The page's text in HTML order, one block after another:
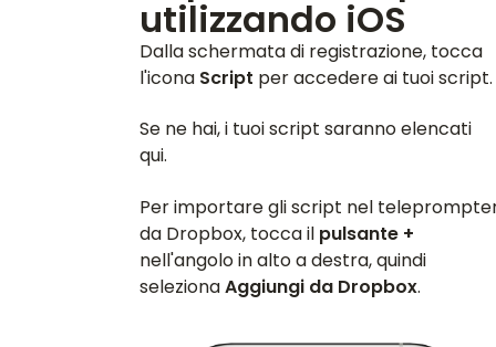
utilizzando iOS
Dalla schermata di registrazione, tocca
l'icona Script per accedere ai tuoi script.
Se ne hai, i tuoi script saranno elencati
qui.
Per importare gli script nel
da Dropbox, tocca il pulsante +
nell'angolo in alto a destra, quindi
selezionaAggiungi da Dropbox.